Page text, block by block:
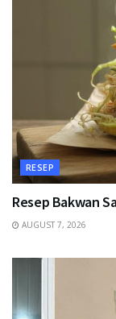
RESEP
Resep Bakwan
AUGUST 7, 2026